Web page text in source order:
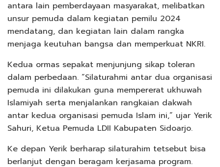
antara lain pemberdayaan masyarakat, melibatkan
unsur pemuda dalam kegiatan pemilu 2024
mendatang, dan kegiatan lain dalam rangka
menjaga keutuhan bangsa dan memperkuat NKRI.
Kedua ormas sepakat menjunjung sikap toleran
dalam perbedaan. “Silaturahmi antar dua organisasi
pemuda ini dilakukan guna mempererat ukhuwah
Islamiyah serta menjalankan rangkaian dakwah
antar kedua organisasi pemuda Islam ini,” ujar Yerik
Sahuri, Ketua Pemuda LDII Kabupaten Sidoarjo.
Ke depan Yerik berharap silaturahim tetsebut bisa
berlanjut dengan beragam kerjasama program.